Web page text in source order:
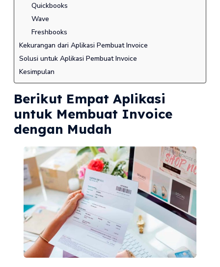
Quickbooks
Wave
Freshbooks
Kekurangan dari Aplikasi Pembuat Invoice
Solusi untuk Aplikasi Pembuat Invoice
Kesimpulan
Berikut Empat Aplikasi
untuk Membuat Invoice
dengan Mudah